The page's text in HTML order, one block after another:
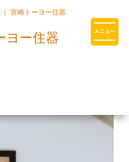
準を
宮崎トーヨー住器
ヨー住器